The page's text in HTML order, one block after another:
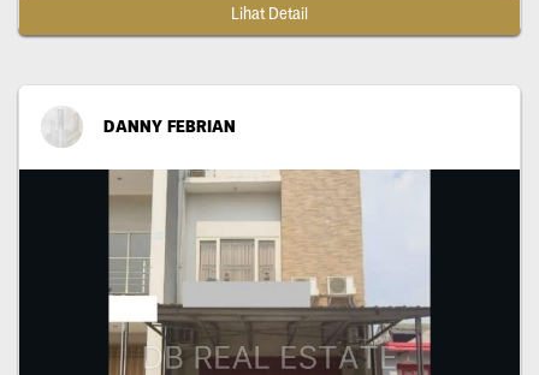
Lihat Detail
DANNY FEBRIAN